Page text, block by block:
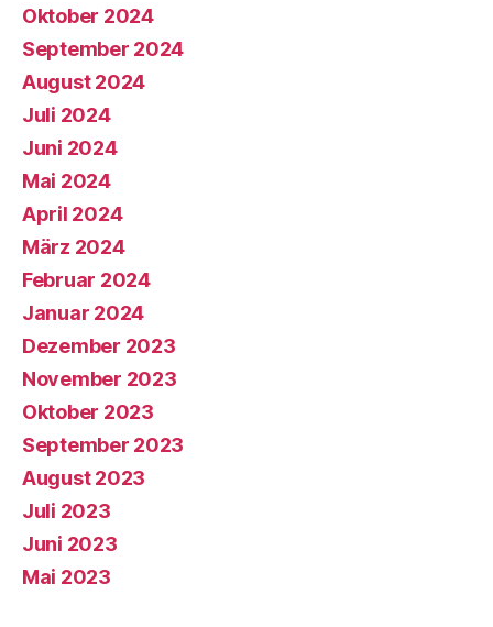
Oktober 2024
September 2024
August 2024
Juli 2024
Juni 2024
Mai 2024
April 2024
März 2024
Februar 2024
Januar 2024
Dezember 2023
November 2023
Oktober 2023
September 2023
August 2023
Juli 2023
Juni 2023
Mai 2023